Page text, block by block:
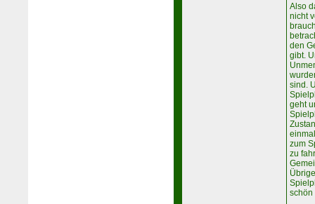
Also
nicht
den
gibt.
sind.
geht
zum
zu
schön